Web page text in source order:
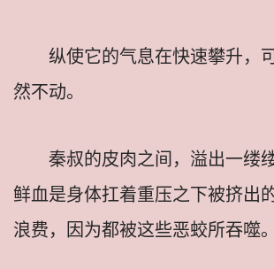
纵使它的气息在快速攀升，
然不动。
秦叔的皮肉之间，溢出一缕
鲜血是身体扛着重压之下被挤出
浪费，因为都被这些恶蛟所吞噬。